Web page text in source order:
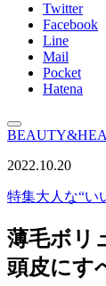
Twitter
Facebook
Line
Mail
Pocket
Hatena
2022.10.20
特集大人な“い
薄毛ボリ
頭皮にす